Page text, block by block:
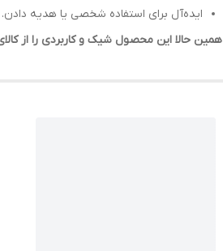
ایده‌آل برای استفاده شخصی یا هدیه دادن.
همین حالا این محصول شیک و کاربردی را از